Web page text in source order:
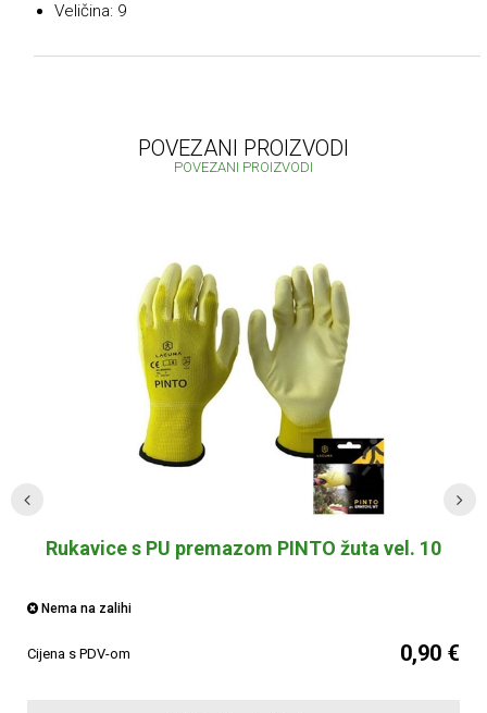
Veličina: 9
POVEZANI PROIZVODI
POVEZANI PROIZVODI
Rukavice s PU premazom PINTO žuta vel. 10
Nema na zalihi
Cijena s PDV-om 0,90 €